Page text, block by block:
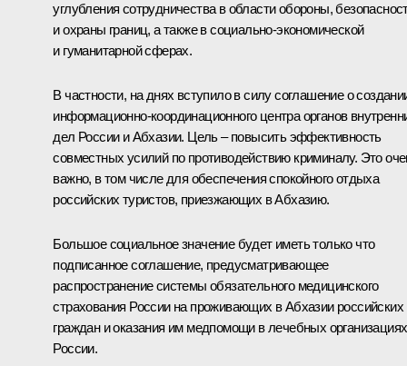
углубления сотрудничества в области обороны,
и охраны границ, а также в социально-экономической
и гуманитарной сферах.
В частности, на днях вступило в силу соглашение о
информационно-координационного центра органов
дел России и Абхазии. Цель – повысить эффективность
совместных усилий по противодействию криминалу. Это
важно, в том числе для обеспечения спокойного отдыха
российских туристов, приезжающих в Абхазию.
Большое социальное значение будет иметь только что
подписанное соглашение, предусматривающее
распространение системы обязательного медицинского
страхования России на проживающих в Абхазии российских
граждан и оказания им медпомощи в лечебных организациях
России.